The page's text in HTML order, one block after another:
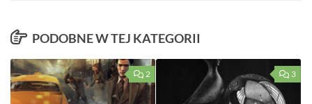
PODOBNE W TEJ KATEGORII
2 3